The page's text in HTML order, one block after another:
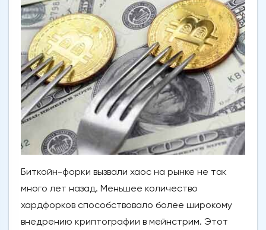
Биткойн-форки вызвали хаос на рынке не так
много лет назад. Меньшее количество
хардфорков способствовало более широкому
внедрению криптографии в мейнстрим. Этот